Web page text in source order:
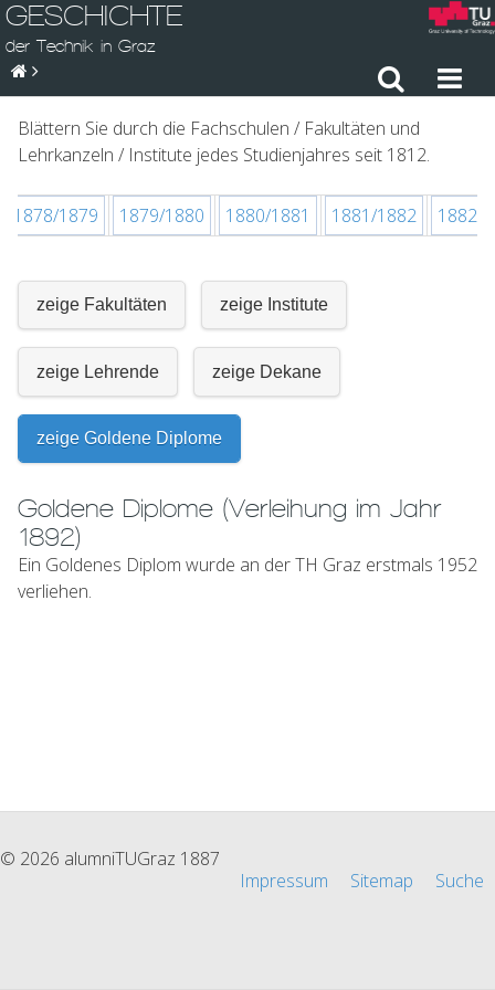
GESCHICHTE
der Technik in Graz
Blättern Sie durch die Fachschulen / Fakultäten und
Lehrkanzeln / Institute jedes Studienjahres seit 1812.
1878/1879 1879/1880 1880/1881 1881/1882 1882/
zeige Fakultäten zeige Institute
zeige Lehrende zeige Dekane
zeige Goldene Diplome
Goldene Diplome (Verleihung im Jahr
1892)
Ein Goldenes Diplom wurde an der TH Graz erstmals 1952
verliehen.
© 2026 alumniTUGraz 1887
Impressum
Sitemap Suche